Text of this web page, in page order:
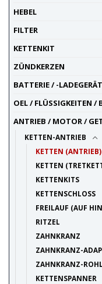
HEBEL
FILTER
KETTENKIT
ZÜNDKERZEN
BATTERIE / -
OEL / FLÜSSIGKEITEN /
ANTRIEB / MOTOR /
KETTEN-ANTRIEB
KETTEN (ANTRIEB)
KETTEN
KETTENKITS
KETTENSCHLOSS
FREILAUF (AUF
RITZEL
ZAHNKRANZ
ZAHNKRANZ-
ZAHNKRANZ-
KETTENSPANNER